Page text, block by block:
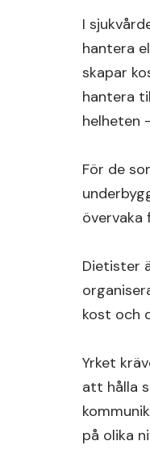
I
hantera
skapar
hantera
helheten
För de
övervaka
Dietister
kost och
Yrket
att hålla
på olika